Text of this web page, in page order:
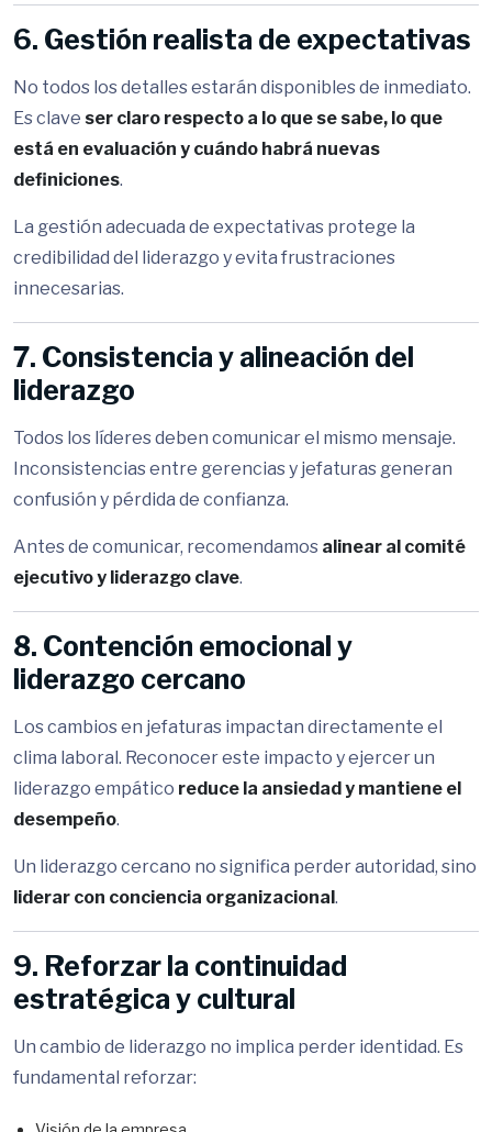
6. Gestión realista de expectativas
No todos los detalles estarán disponibles de inmediato.
Es clave ser claro respecto a lo que se sabe, lo que
está en evaluación y cuándo habrá nuevas
definiciones.
La gestión adecuada de expectativas protege la
credibilidad del liderazgo y evita frustraciones
innecesarias.
7. Consistencia y alineación del
liderazgo
Todos los líderes deben comunicar el mismo mensaje.
Inconsistencias entre gerencias y jefaturas generan
confusión y pérdida de confianza.
Antes de comunicar, recomendamos alinear al comité
ejecutivo y liderazgo clave.
8. Contención emocional y
liderazgo cercano
Los cambios en jefaturas impactan directamente el
clima laboral. Reconocer este impacto y ejercer un
liderazgo empático reduce la ansiedad y mantiene el
desempeño.
Un liderazgo cercano no significa perder autoridad, sino
liderar con conciencia organizacional.
9. Reforzar la continuidad
estratégica y cultural
Un cambio de liderazgo no implica perder identidad. Es
fundamental reforzar: